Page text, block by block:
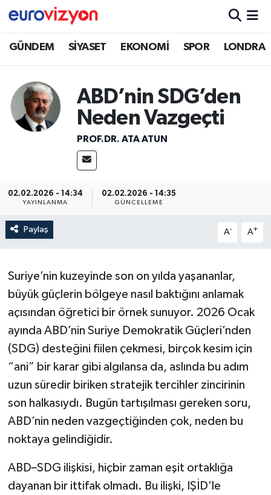
GÜNDEM SİYASET EKONOMİ SPOR LONDRA
ABD’nin SDG’den
Neden Vazgeçti
PROF.DR. ATA ATUN
02.02.2026 - 14:34
YAYINLANMA
02.02.2026 - 14:35
GÜNCELLEME
Paylaş A- A+
Suriye’nin kuzeyinde son on yılda yaşananlar,
büyük güçlerin bölgeye nasıl baktığını anlamak
açısından öğretici bir örnek sunuyor. 2026 Ocak
ayında ABD’nin Suriye Demokratik Güçleri’nden
(SDG) desteğini fiilen çekmesi, birçok kesim için
“ani” bir karar gibi algılansa da, aslında bu adım
uzun süredir biriken stratejik tercihler zincirinin
son halkasıydı. Bugün tartışılması gereken soru,
ABD’nin neden vazgeçtiğinden çok, neden bu
noktaya gelindiğidir.
ABD–SDG ilişkisi, hiçbir zaman eşit ortaklığa
dayanan bir ittifak olmadı. Bu ilişki, IŞİD’le